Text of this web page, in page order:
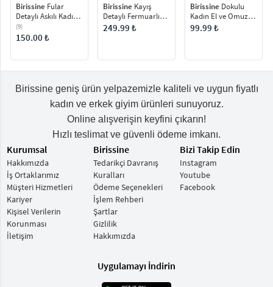
Birissine Fular
Detaylı Askılı Kadın
Omuz Çantası
(9)
150.00 ₺
Birissine Kayış
Detaylı Fermuarlı
Omuz Çantası
249.99 ₺
Birissine Dokulu
Kadın El ve Omuz
Çantası
99.99 ₺
Birissine geniş ürün yelpazemizle kaliteli ve uygun fiyatlı
kadın ve erkek giyim ürünleri sunuyoruz.
Online alışverişin keyfini çıkarın!
Hızlı teslimat ve güvenli ödeme imkanı.
Kurumsal
Hakkımızda
İş Ortaklarımız
Müşteri Hizmetleri
Kariyer
Kişisel Verilerin
Korunması
İletişim
Birissine
Tedarikçi Davranış
Kuralları
Ödeme Seçenekleri
İşlem Rehberi
Şartlar
Gizlilik
Hakkımızda
Bizi Takip Edin
Instagram
Youtube
Facebook
Uygulamayı İndirin